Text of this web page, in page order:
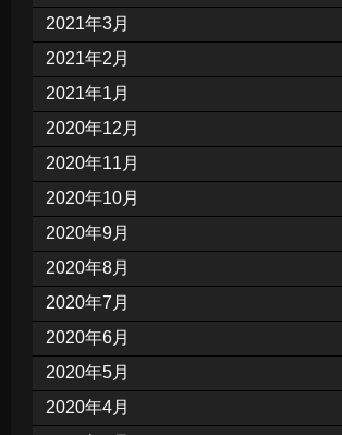
2021年3月
2021年2月
2021年1月
2020年12月
2020年11月
2020年10月
2020年9月
2020年8月
2020年7月
2020年6月
2020年5月
2020年4月